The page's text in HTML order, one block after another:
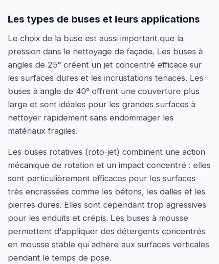
Les types de buses et leurs applications
Le choix de la buse est aussi important que la
pression dans le nettoyage de façade. Les buses à
angles de 25° créent un jet concentré efficace sur
les surfaces dures et les incrustations tenaces. Les
buses à angle de 40° offrent une couverture plus
large et sont idéales pour les grandes surfaces à
nettoyer rapidement sans endommager les
matériaux fragiles.
Les buses rotatives (roto-jet) combinent une action
mécanique de rotation et un impact concentré : elles
sont particulièrement efficaces pour les surfaces
très encrassées comme les bétons, les dalles et les
pierres dures. Elles sont cependant trop agressives
pour les enduits et crépis. Les buses à mousse
permettent d'appliquer des détergents concentrés
en mousse stable qui adhère aux surfaces verticales
pendant le temps de pose.